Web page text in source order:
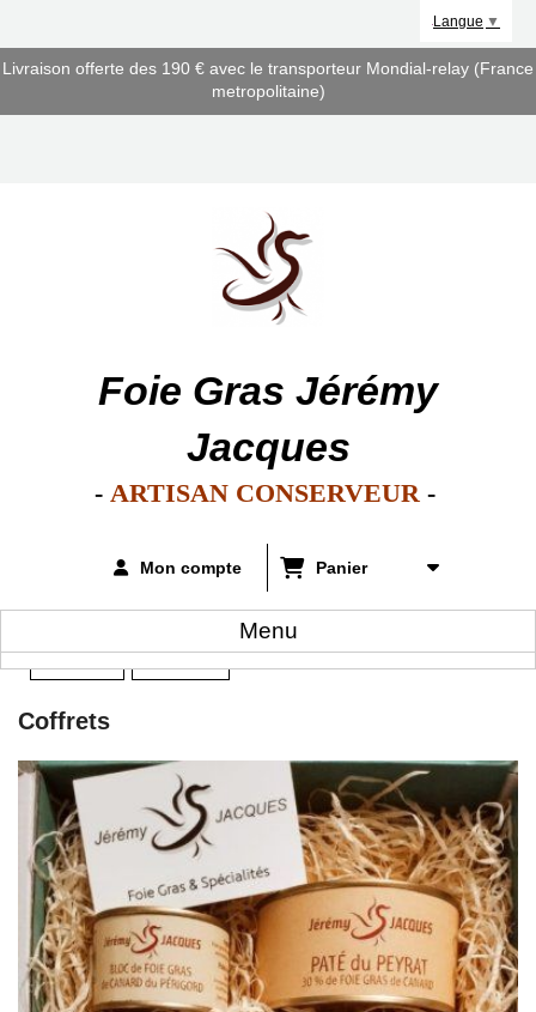
Livraison offerte des 190 € avec le transporteur Mondial-relay (France
metropolitaine)
Foie Gras Jérémy
Jacques
- ARTISAN CONSERVEUR-
Mon compte Panier
Menu
Coffrets
Langue ▼